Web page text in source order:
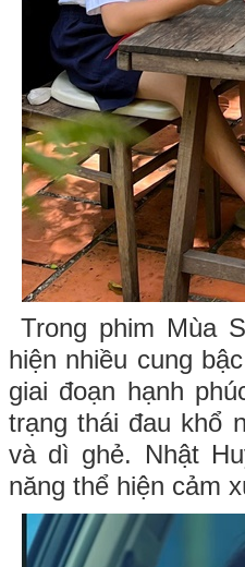
Trong phim Mùa
hiện nhiều cung
giai đoạn hạnh
trạng thái đau khổ
và dì ghẻ. Nhật
năng thể hiện cảm